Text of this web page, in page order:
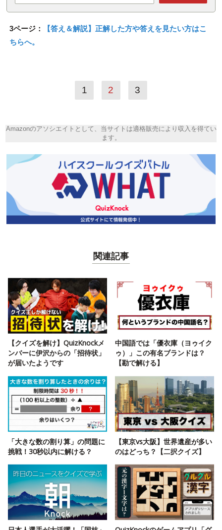
3ページ：
【答え＆解説】正解した方や答えを見たい方はこ
ちらへ。
1 2 3
Amazonのアソシエイトとして、当サイトは適格販売により収入を得てい
ます。
関連記事
【クイズを解け】QuizKnockメ
ンバーに伊沢からの「招待状」
が届いたようです
中国語では「優衣庫（ヨゥイク
ゥ）」この有名ブランドは？
【勘で解ける】
「大きな数の割り算」の問題に
挑戦！30秒以内に解ける？
【東京vs大阪】世界遺産が多い
のはどっち？【二択クイズ】